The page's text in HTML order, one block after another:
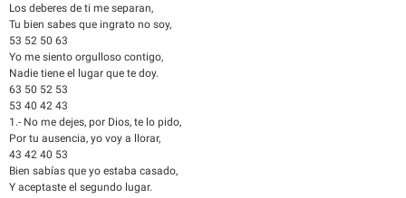
Los deberes de ti me separan,
Tu bien sabes que ingrato no soy,
53 52 50 63
Yo me siento orgulloso contigo,
Nadie tiene el lugar que te doy.
63 50 52 53
53 40 42 43
1.- No me dejes, por Dios, te lo pido,
Por tu ausencia, yo voy a llorar,
43 42 40 53
Bien sabías que yo estaba casado,
Y aceptaste el segundo lugar.